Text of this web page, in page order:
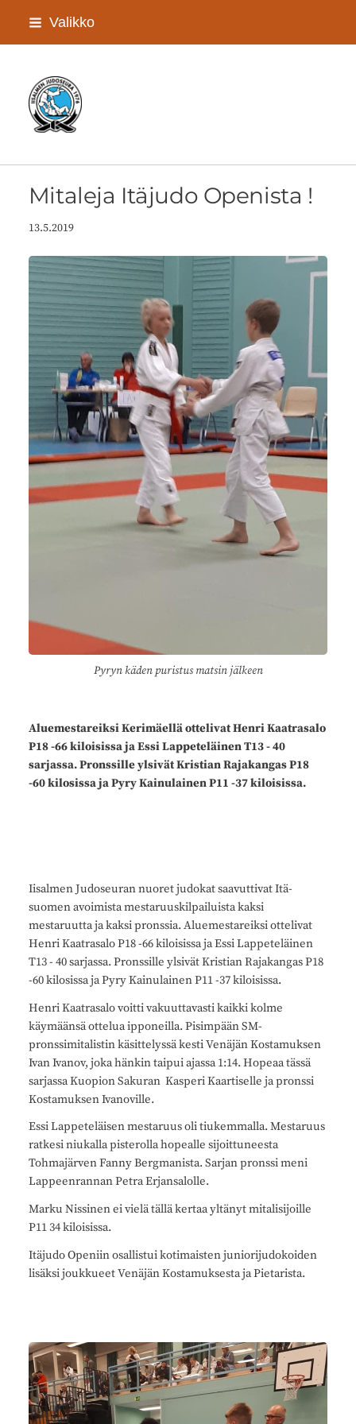
Siirry
Valikko
Iisalmen Judoseura ry
Mitaleja Itäjudo Openista !
13.5.2019
Pyryn käden puristus matsin jälkeen
Aluemestareiksi Kerimäellä ottelivat Henri Kaatrasalo
P18 -66 kiloisissa ja Essi Lappeteläinen T13 - 40
sarjassa. Pronssille ylsivät Kristian Rajakangas P18
-60 kilosissa ja Pyry Kainulainen P11 -37 kiloisissa.
Iisalmen Judoseuran nuoret judokat saavuttivat Itä-
suomen avoimista mestaruuskilpailuista kaksi
mestaruutta ja kaksi pronssia. Aluemestareiksi ottelivat
Henri Kaatrasalo P18 -66 kiloisissa ja Essi Lappeteläinen
T13 - 40 sarjassa. Pronssille ylsivät Kristian Rajakangas P18
-60 kilosissa ja Pyry Kainulainen P11 -37 kiloisissa.
Henri Kaatrasalo voitti vakuuttavasti kaikki kolme
käymäänsä ottelua ipponeilla. Pisimpään SM-
pronssimitalistin käsittelyssä kesti Venäjän Kostamuksen
Ivan Ivanov, joka hänkin taipui ajassa 1:14. Hopeaa tässä
sarjassa Kuopion Sakuran Kasperi Kaartiselle ja pronssi
Kostamuksen Ivanoville.
Essi Lappeteläisen mestaruus oli tiukemmalla. Mestaruus
ratkesi niukalla pisterolla hopealle sijoittuneesta
Tohmajärven Fanny Bergmanista. Sarjan pronssi meni
Lappeenrannan Petra Erjansalolle.
Marku Nissinen ei vielä tällä kertaa yltänyt mitalisijoille
P11 34 kiloisissa.
Itäjudo Openiin osallistui kotimaisten juniorijudokoiden
lisäksi joukkueet Venäjän Kostamuksesta ja Pietarista.